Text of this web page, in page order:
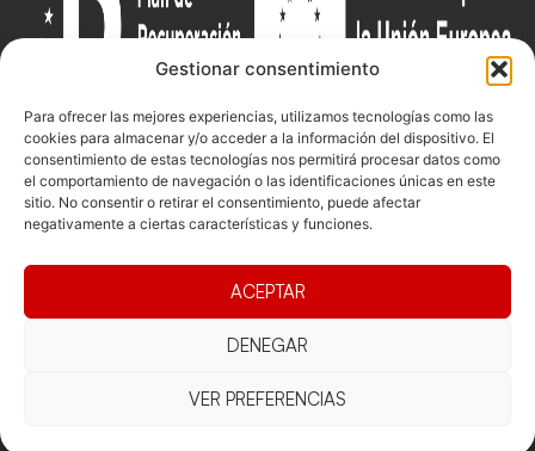
Gestionar consentimiento
Para ofrecer las mejores experiencias, utilizamos tecnologías como las
cookies para almacenar y/o acceder a la información del dispositivo. El
consentimiento de estas tecnologías nos permitirá procesar datos como
el comportamiento de navegación o las identificaciones únicas en este
sitio. No consentir o retirar el consentimiento, puede afectar
negativamente a ciertas características y funciones.
ACEPTAR
DENEGAR
VER PREFERENCIAS
Federació
Presidència
Competicions
Competiciones
Pista
Competiciones
Playa
Vólei neu
Documentacio
Funcionament
Transparència
Contacte